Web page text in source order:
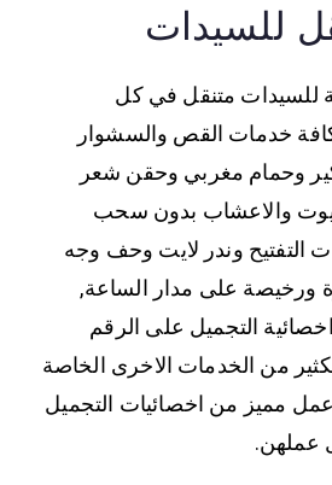
للسيدات​
للسيدات متنقل في كل
خدمات القص والسشوار
وحمام مغربي وحقن شعر
والاعشاب بدون سحب
التفتيح وندر لايت وحف وجه
ورخيصة على مدار الساعة,
التجميل على الرقم
الكثير من الخدمات الاخرى الخاصة
عمل مميز من اخصائيات التجميل
عملهن.